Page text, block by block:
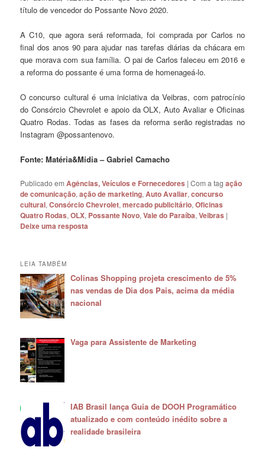
título de vencedor do Possante Novo 2020.
A C10, que agora será reformada, foi comprada por Carlos no
final dos anos 90 para ajudar nas tarefas diárias da chácara em
que morava com sua família. O pai de Carlos faleceu em 2016 e
a reforma do possante é uma forma de homenageá-lo.
O concurso cultural é uma iniciativa da Veibras, com patrocínio
do Consórcio Chevrolet e apoio da OLX, Auto Avaliar e Oficinas
Quatro Rodas. Todas as fases da reforma serão registradas no
Instagram @possantenovo.
Fonte: Matéria&Mídia – Gabriel Camacho
Publicado em Agências, Veículos e Fornecedores |Com a tagação
de comunicação,ação de marketing,Auto Avaliar,concurso
cultural,Consórcio Chevrolet,mercado publicitário,Oficinas
Quatro Rodas,OLX, Possante Novo,Vale do Paraíba,Veibras |
Deixe uma resposta
LEIA TAMBÉM
Colinas Shopping projeta crescimento de 5%
nas vendas de Dia dos Pais, acima da média
nacional
Vaga para Assistente de Marketing
IAB Brasil lança Guia de DOOH Programático
atualizado e com conteúdo inédito sobre a
realidade brasileira